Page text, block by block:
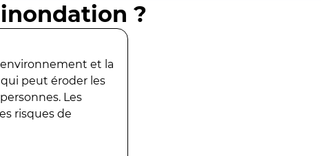
?
et la
peut éroder les
Les
risques de